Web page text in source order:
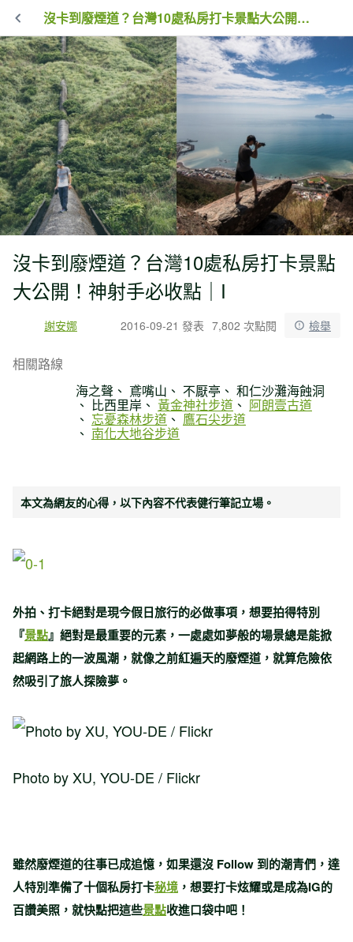
沒卡到廢煙道？台灣10處私房打卡景點大公開！神射手必收點｜I
沒卡到廢煙道？台灣10處私房打卡景點
大公開！神射手必收點｜I
謝安娜 2016-09-21 發表 7,802 次點閱 檢舉
相關路線
海之聲
鳶嘴山 不厭亭 和仁沙灘海蝕洞
比西里岸 黃金神社步道 阿朗壹古道
忘憂森林步道 鷹石尖步道
南化大地谷步道
本文為網友的心得，以下內容不代表健行筆記立場。
外拍、打卡絕對是現今假日旅行的必做事項，想要拍得特別
『景點』絕對是最重要的元素，一處處如夢般的場景總是能掀
起網路上的一波風潮，就像之前紅遍天的廢煙道，就算危險依
然吸引了旅人探險夢。
Photo by XU, YOU-DE / Flickr
雖然廢煙道的往事已成追憶，如果還沒 Follow 到的潮青們，達
人特別準備了十個私房打卡秘境 ，想要打卡炫耀或是成為IG的
百讚美照，就快點把這些景點收進口袋中吧！